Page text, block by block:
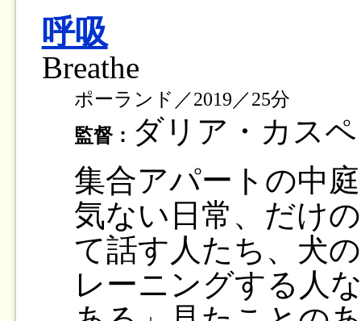
呼吸
Breathe
ポーランド／2019／25分
監督： ダリア・カス
集合アパートの中
気ない日常、だけ
て話す人たち、犬
レーニングする人